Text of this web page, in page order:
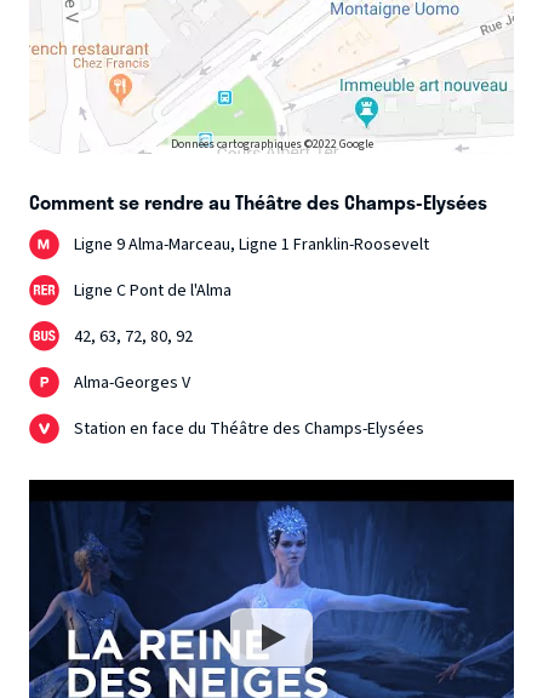
Données cartographiques ©2022 Google
Comment se rendre au Théâtre des Champs-Elysées
Ligne 9 Alma-Marceau, Ligne 1 Franklin-Roosevelt
Ligne C Pont de l'Alma
42, 63, 72, 80, 92
Alma-Georges V
Station en face du Théâtre des Champs-Elysées